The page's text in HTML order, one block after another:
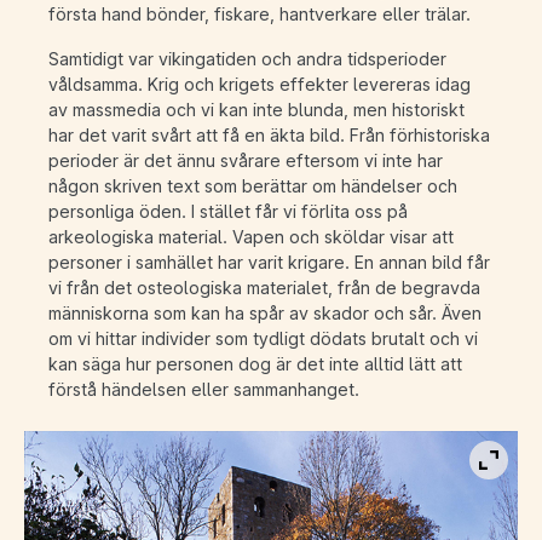
första hand bönder, fiskare, hantverkare eller trälar.
Samtidigt var vikingatiden och andra tidsperioder
våldsamma. Krig och krigets effekter levereras idag
av massmedia och vi kan inte blunda, men historiskt
har det varit svårt att få en äkta bild. Från förhistoriska
perioder är det ännu svårare eftersom vi inte har
någon skriven text som berättar om händelser och
personliga öden. I stället får vi förlita oss på
arkeologiska material. Vapen och sköldar visar att
personer i samhället har varit krigare. En annan bild får
vi från det osteologiska materialet, från de begravda
människorna som kan ha spår av skador och sår. Även
om vi hittar individer som tydligt dödats brutalt och vi
kan säga hur personen dog är det inte alltid lätt att
förstå händelsen eller sammanhanget.
Visa